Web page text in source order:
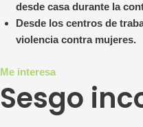
desde casa durante la
Desde los centros de
violencia contra mujeres.
Me interesa
Sesgo